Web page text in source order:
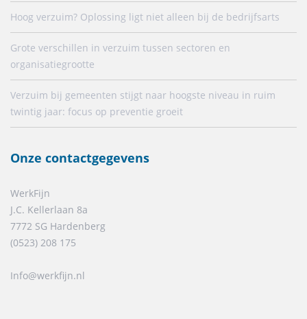
Hoog verzuim? Oplossing ligt niet alleen bij de bedrijfsarts
Grote verschillen in verzuim tussen sectoren en
organisatiegrootte
Verzuim bij gemeenten stijgt naar hoogste niveau in ruim
twintig jaar: focus op preventie groeit
Onze contactgegevens
WerkFijn
J.C. Kellerlaan 8a
7772 SG Hardenberg
(0523) 208 175
Info@werkfijn.nl